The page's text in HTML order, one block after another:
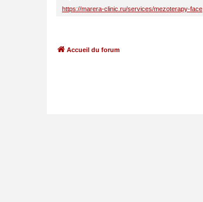
https://marera-clinic.ru/services/mezoterapy-face
Accueil du forum